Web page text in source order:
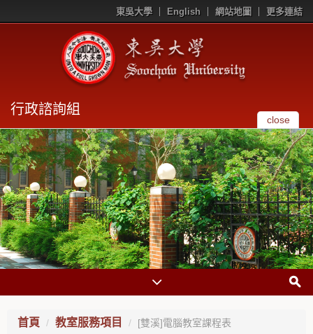
東吳大學 English 網站地圖 更多連結
行政諮詢組
close
首頁 教室服務項目 [雙溪]電腦教室課程表